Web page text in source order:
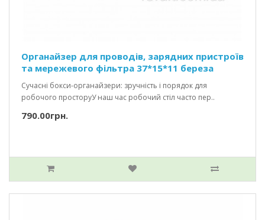
Органайзер для проводів, зарядних пристроїв
та мережевого фільтра 37*15*11 береза
Сучасні бокси-органайзери: зручність і порядок для
робочого просторуУ наш час робочий стіл часто пер..
790.00грн.